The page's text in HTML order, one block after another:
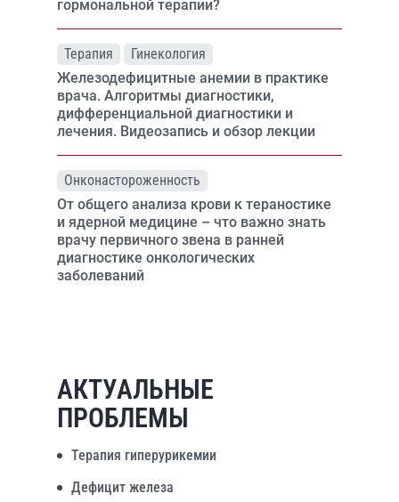
гормональной терапии?
Терапия
Гинекология
Железодефицитные анемии в практике
врача. Алгоритмы диагностики,
дифференциальной диагностики и
лечения. Видеозапись и обзор лекции
Онконастороженность
От общего анализа крови к тераностике
и ядерной медицине – что важно знать
врачу первичного звена в ранней
диагностике онкологических
заболеваний
АКТУАЛЬНЫЕ
ПРОБЛЕМЫ
Терапия гиперурикемии
Дефицит железа